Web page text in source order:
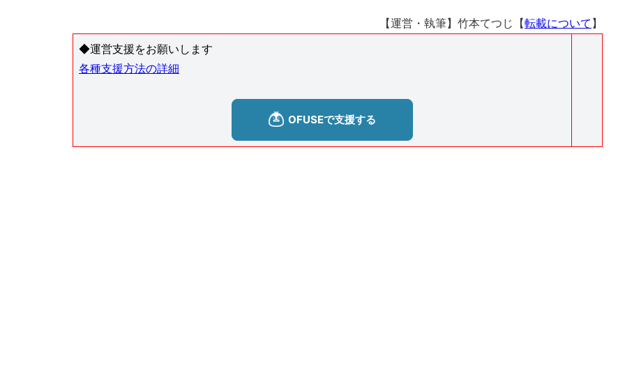
【運営・執筆】竹本てつじ【転載について 】
◆運営支援をお願いします
各種支援方法の詳細